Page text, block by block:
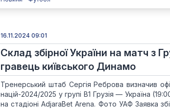
16.11.2024 09:01
Склад збірної України на матч з
гравець київського Динамо
Тренерський штаб Сергія Реброва визначив
націй-2024/2025 у групі В1 Грузія — Україна
на стадіоні AdjaraBet Arena. Фото УАФ Заявка